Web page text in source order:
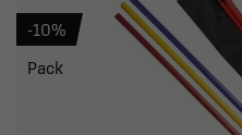
-10%
Pack